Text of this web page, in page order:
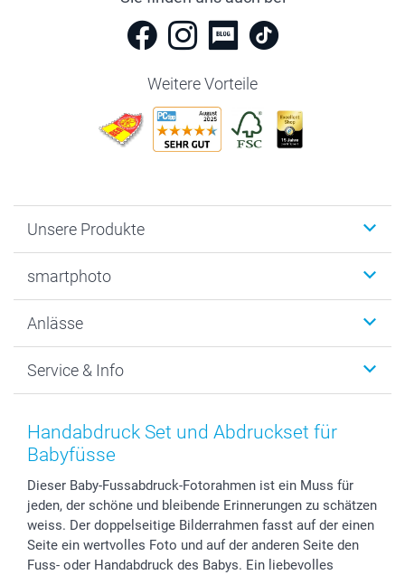
Weitere Vorteile
Unsere Produkte
Fotogeschenke
MyNameBook
Fotoabzüge, Fotos als Buch & Poster
Zubehör & Material
Foto-Kalender & Agenden
Geschenk-Gutscheine (PDF)
smartphoto
Warum smartphoto
Datenschutz
AGB
Impressum
Partnerprogramme
Investor Relations
B2B smartbusiness
Widerrufsrecht
Anlässe
Neujahr
Muttertag
Vatertag
Hochzeit
Geburtstag
Geburt
Zu allen Anlässen
Service & Info
Preise und Versandkosten
Lieferfristen
Zahlungsmöglichkeiten
Anmelden /Registrieren
Sitemap
Status der Bestellung
Handabdruck Set und Abdruckset für
Babyfüsse
Dieser Baby-Fussabdruck-Fotorahmen ist ein Muss für
jeden, der schöne und bleibende Erinnerungen zu schätzen
weiss. Der doppelseitige Bilderrahmen fasst auf der einen
Seite ein wertvolles Foto und auf der anderen Seite den
Fuss- oder Handabdruck des Babys. Ein liebevolles